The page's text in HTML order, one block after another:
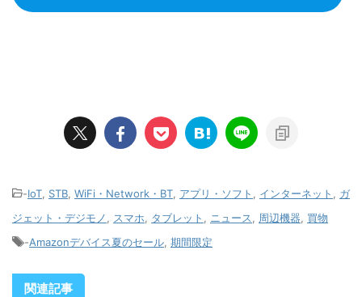
-IoT STB WiFi・Network・BT アプリ・ソフト インターネット
ガ
ジェット・デジモノ
スマホ タブレット ニュース 周辺機器
買物
-Amazonデバイス夏のセール 期間限定
関連記事